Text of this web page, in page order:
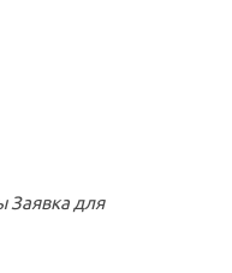
Заявка для